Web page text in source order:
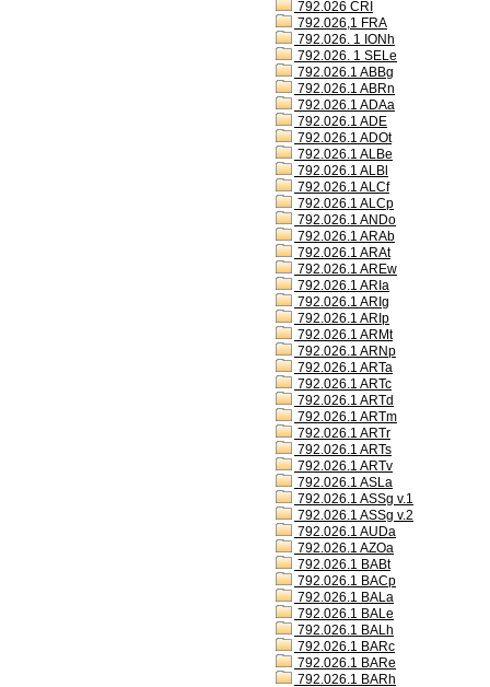
792.026 CRI
792.026,1 FRA
792.026. 1 IONh
792.026. 1 SELe
792.026.1 ABBg
792.026.1 ABRn
792.026.1 ADAa
792.026.1 ADE
792.026.1 ADOt
792.026.1 ALBe
792.026.1 ALBl
792.026.1 ALCf
792.026.1 ALCp
792.026.1 ANDo
792.026.1 ARAb
792.026.1 ARAt
792.026.1 AREw
792.026.1 ARIa
792.026.1 ARIg
792.026.1 ARIp
792.026.1 ARMt
792.026.1 ARNp
792.026.1 ARTa
792.026.1 ARTc
792.026.1 ARTd
792.026.1 ARTm
792.026.1 ARTr
792.026.1 ARTs
792.026.1 ARTv
792.026.1 ASLa
792.026.1 ASSg v.1
792.026.1 ASSg v.2
792.026.1 AUDa
792.026.1 AZOa
792.026.1 BABt
792.026.1 BACp
792.026.1 BALa
792.026.1 BALe
792.026.1 BALh
792.026.1 BARc
792.026.1 BARe
792.026.1 BARh